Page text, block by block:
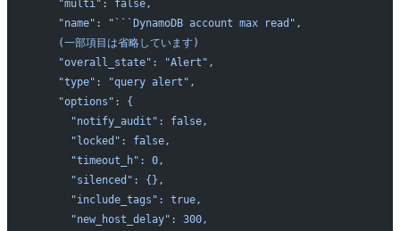
    "multi": false,
    "name": "```DynamoDB account max read",
    (一部項目は省略しています)
    "overall_state": "Alert",
    "type": "query alert",
    "options": {
      "notify_audit": false,
      "locked": false,
      "timeout_h": 0,
      "silenced": {},
      "include_tags": true,
      "new_host_delay": 300,